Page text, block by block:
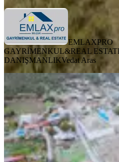
EMLAXPRO
GAYRİMENKUL&REAL
DANIŞMANLIKVedat Aras
Pasifikten
Merkezinde
İzmir, Menderes
2749 m²· 3.456/m²
9.500.000 ₺